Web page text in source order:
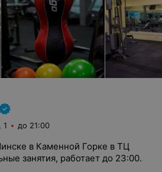
1 до 21:00
в Каменной Горке в ТЦ
занятия, работает до 23:00.